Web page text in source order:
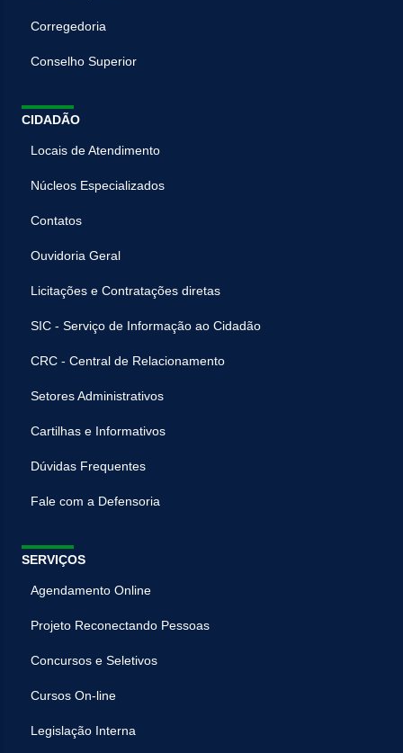
Corregedoria
Conselho Superior
CIDADÃO
Locais de Atendimento
Núcleos Especializados
Contatos
Ouvidoria Geral
Licitações e Contratações diretas
SIC - Serviço de Informação ao Cidadão
CRC - Central de Relacionamento
Setores Administrativos
Cartilhas e Informativos
Dúvidas Frequentes
Fale com a Defensoria
SERVIÇOS
Agendamento Online
Projeto Reconectando Pessoas
Concursos e Seletivos
Cursos On-line
Legislação Interna